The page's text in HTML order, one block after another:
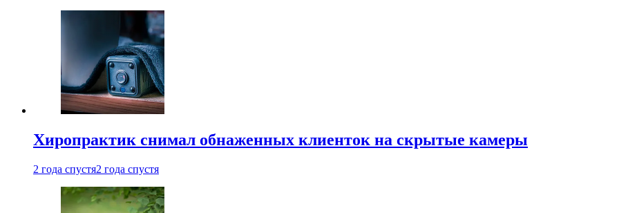
Хиропрактик снимал обнаженных клиенток на скрытые камеры
2 года спустя2 года спустя